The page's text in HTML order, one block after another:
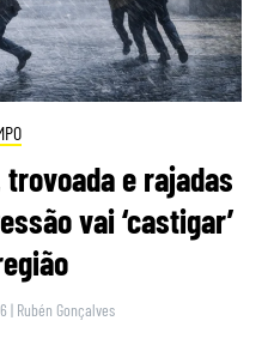
e rajadas
vai ‘castigar’
| Rubén Gonçalves